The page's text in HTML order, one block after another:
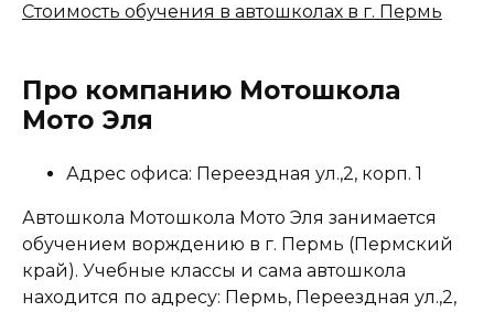
Стоимость обучения в автошколах в г. Пермь
Про компанию Мотошкола
Мото Эля
Адрес офиса: Переездная ул.,2, корп. 1
Автошкола Мотошкола Мото Эля занимается
обучением ворждению в г. Пермь (Пермский
край). Учебные классы и сама автошкола
находится по адресу: Пермь, Переездная ул.,2,